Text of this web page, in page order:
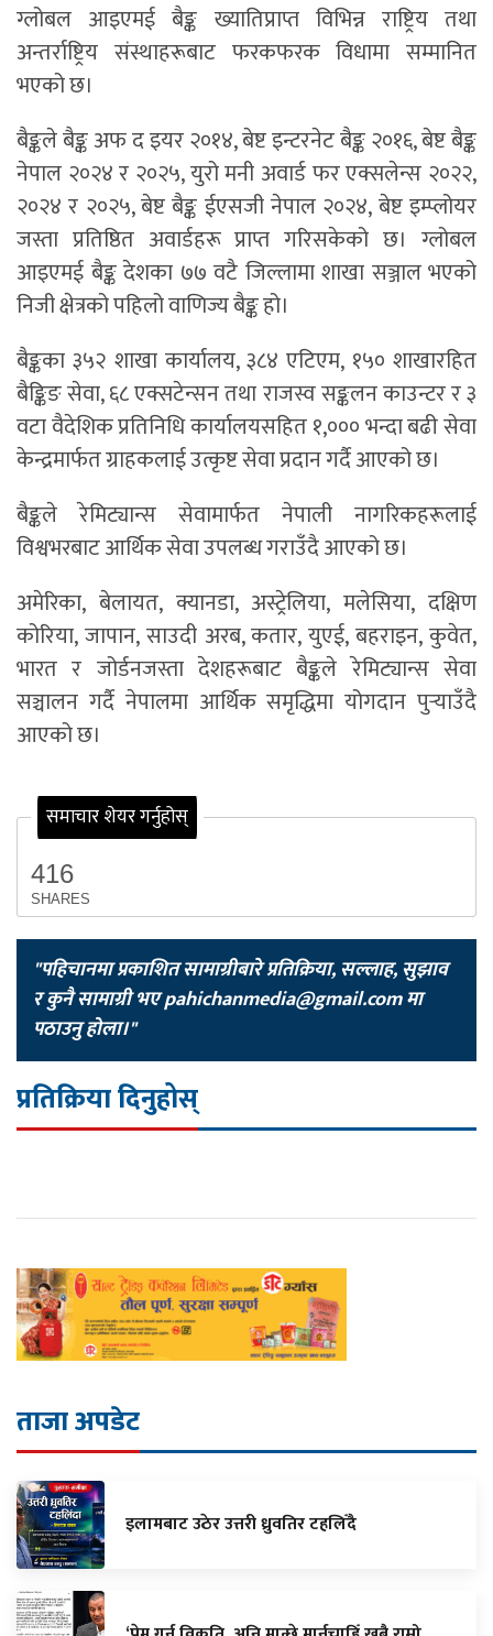
ग्लोबल आइएमई बैङ्क ख्यातिप्राप्त विभिन्न राष्ट्रिय तथा
अन्तर्राष्ट्रिय संस्थाहरूबाट फरकफरक विधामा सम्मानित
भएको छ।
बैङ्कले बैङ्क अफ द इयर २०१४, बेष्ट इन्टरनेट बैङ्क २०१६, बेष्ट बैङ्क
नेपाल २०२४ र २०२५, युरो मनी अवार्ड फर एक्सलेन्स २०२२,
२०२४ र २०२५, बेष्ट बैङ्क ईएसजी नेपाल २०२४, बेष्ट इम्प्लोयर
जस्ता प्रतिष्ठित अवार्डहरू प्राप्त गरिसकेको छ। ग्लोबल
आइएमई बैङ्क देशका ७७ वटै जिल्लामा शाखा सञ्जाल भएको
निजी क्षेत्रको पहिलो वाणिज्य बैङ्क हो।
बैङ्कका ३५२ शाखा कार्यालय, ३८४ एटिएम, १५० शाखारहित
बैङ्किङ सेवा, ६८ एक्सटेन्सन तथा राजस्व सङ्कलन काउन्टर र ३
वटा वैदेशिक प्रतिनिधि कार्यालयसहित १,००० भन्दा बढी सेवा
केन्द्रमार्फत ग्राहकलाई उत्कृष्ट सेवा प्रदान गर्दै आएको छ।
बैङ्कले रेमिट्यान्स सेवामार्फत नेपाली नागरिकहरूलाई
विश्वभरबाट आर्थिक सेवा उपलब्ध गराउँदै आएको छ।
अमेरिका, बेलायत, क्यानडा, अस्ट्रेलिया, मलेसिया, दक्षिण
कोरिया, जापान, साउदी अरब, कतार, युएई, बहराइन, कुवेत,
भारत र जोर्डनजस्ता देशहरूबाट बैङ्कले रेमिट्यान्स सेवा
सञ्चालन गर्दै नेपालमा आर्थिक समृद्धिमा योगदान पुर्‍याउँदै
आएको छ।
समाचार शेयर गर्नुहोस्
416
SHARES
"पहिचानमा प्रकाशित सामाग्रीबारे प्रतिक्रिया, सल्लाह, सुझाव
र कुनै सामाग्री भएpahichanmedia@gmail.comमा
पठाउनु होला।"
प्रतिक्रिया दिनुहोस्
ताजा अपडेट
इलामबाट उठेर उत्तरी ध्रुवतिर टहलिँदै